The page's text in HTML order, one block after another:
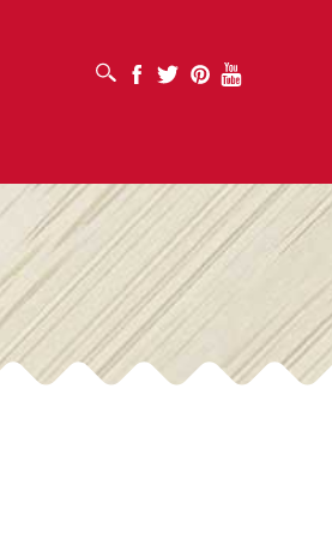
ABRIR CUADRO DE BÚSQUEDA
Facebook
Twitter PinterestYoutube